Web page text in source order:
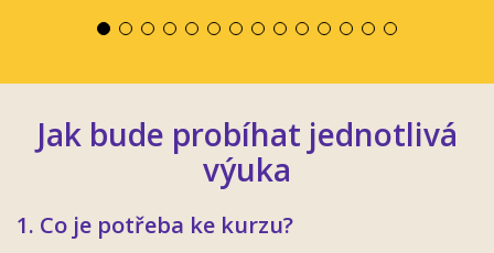
Jak bude probíhat jednotlivá
výuka
1. Co je potřeba ke kurzu?